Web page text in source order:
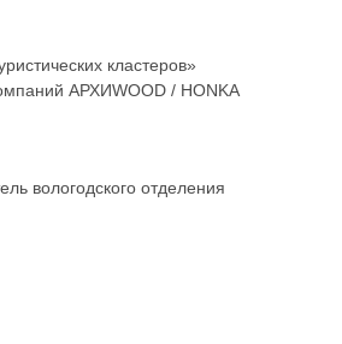
кластеров»
АРХИWOOD / HONKA
вологодского отделения